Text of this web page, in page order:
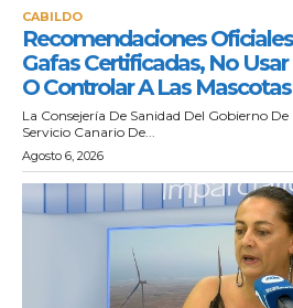
CABILDO
Recomendaciones
Gafas Certificadas, No
O Controlar A Las Mascotas
La Consejería De Sanidad Del Gobierno
Servicio Canario De...
Agosto 6, 2026